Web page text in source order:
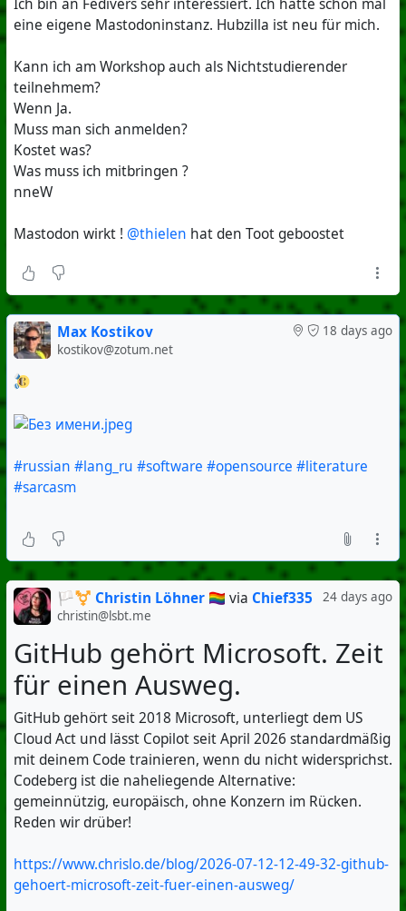
Ich bin an Fedivers sehr interessiert. Ich hatte schon mal
eine eigene Mastodoninstanz. Hubzilla ist neu für mich.
Kann ich am Workshop auch als Nichtstudierender
teilnehmem?
Wenn Ja.
Muss man sich anmelden?
Kostet was?
Was muss ich mitbringen ?
nneW
Mastodon wirkt ! @thielen hat den Toot geboostet
18 days ago
Max Kostikov
kostikov@zotum.net
#russian #lang_ru #software #opensource #literature
#sarcasm
24 days ago
🏳️‍⚧️ Christin Löhner 🏳️‍🌈 via Chief335
christin@lsbt.me
GitHub gehört Microsoft. Zeit
für einen Ausweg.
GitHub gehört seit 2018 Microsoft, unterliegt dem US
Cloud Act und lässt Copilot seit April 2026 standardmäßig
mit deinem Code trainieren, wenn du nicht widersprichst.
Codeberg ist die naheliegende Alternative:
gemeinnützig, europäisch, ohne Konzern im Rücken.
Reden wir drüber!
https://www.chrislo.de/blog/2026-07-12-12-49-32-github-
gehoert-microsoft-zeit-fuer-einen-ausweg/